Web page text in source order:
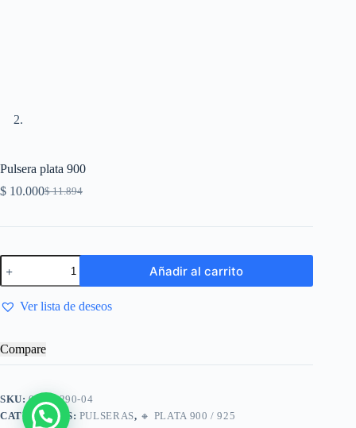
Pulsera plata 900
$11.894
$ 10.000
Añadir al carrito
Ver lista de deseos
Compare
SKU:01140290-04
CATEGORÍAS: PULSERAS, 🔸​ PLATA 900 / 925